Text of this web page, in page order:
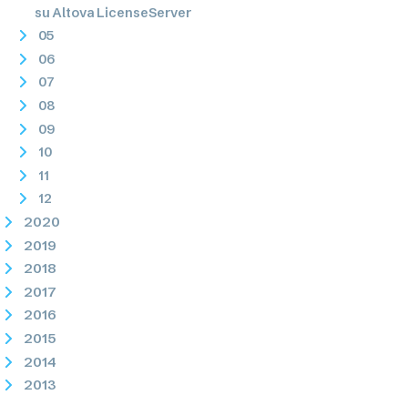
su Altova LicenseServer
05
06
07
08
09
10
11
12
2020
2019
2018
2017
2016
2015
2014
2013